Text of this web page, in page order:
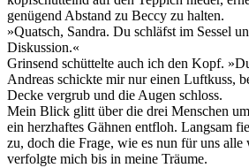
genügend Abstand zu Beccy zu halten.
»Quatsch, Sandra. Du schläfst im Sessel
Diskussion.«
Grinsend schüttelte auch ich den Kopf.
Andreas schickte mir nur einen Luftkuss,
Decke vergrub und die Augen schloss.
Mein Blick glitt über die drei Menschen
ein herzhaftes Gähnen entfloh. Langsam
zu, doch die Frage, wie es nun für uns alle
verfolgte mich bis in meine Träume.